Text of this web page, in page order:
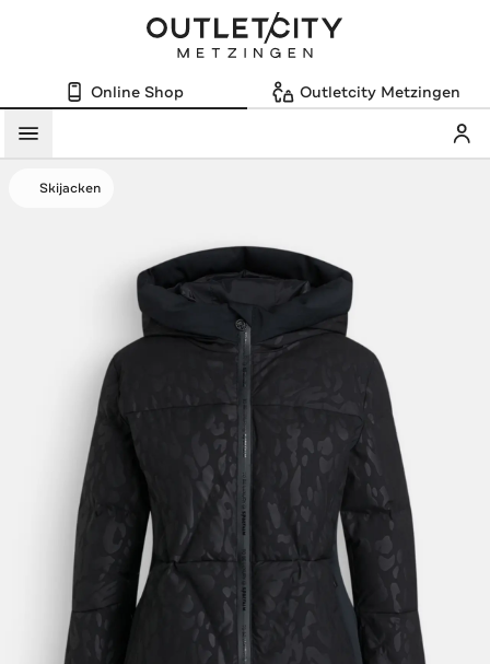
Online Shop Outletcity Metzingen
Menü
Skijacken